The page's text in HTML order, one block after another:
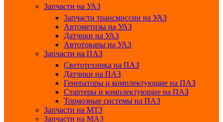
Запчасти на УАЗ
Запчасти трансмиссии на УАЗ
Автометизы на УАЗ
Датчики на УАЗ
Автотовары на УАЗ
Запчасти на ПАЗ
Светотехника на ПАЗ
Датчики на ПАЗ
Генераторы и комплектующие на ПАЗ
Стартеры и комплектующие на ПАЗ
Тормозные системы на ПАЗ
Запчасти на МТЗ
Запчасти на МАЗ